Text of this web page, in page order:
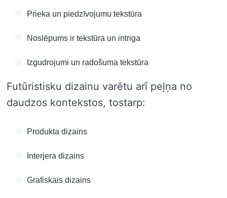
Prieka un piedzīvojumu tekstūra
Noslēpums ir tekstūra un intriga
Izgudrojumi un radošuma tekstūra
Futūristisku dizainu varētu arī peļņa no
daudzos kontekstos, tostarp:
Produkta dizains
Interjera dizains
Grafiskais dizains